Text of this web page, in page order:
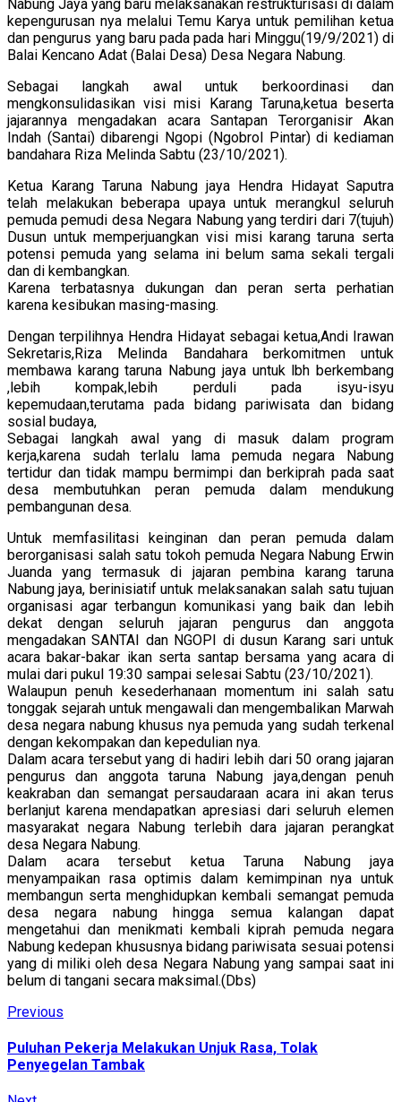
Nabung Jaya yang baru melaksanakan restrukturisasi di dalam
kepengurusan nya melalui Temu Karya untuk pemilihan ketua
dan pengurus yang baru pada pada hari Minggu(19/9/2021) di
Balai Kencano Adat (Balai Desa) Desa Negara Nabung.
Sebagai langkah awal untuk berkoordinasi dan
mengkonsulidasikan visi misi Karang Taruna,ketua beserta
jajarannya mengadakan acara Santapan Terorganisir Akan
Indah (Santai) dibarengi Ngopi (Ngobrol Pintar) di kediaman
bandahara Riza Melinda Sabtu (23/10/2021).
Ketua Karang Taruna Nabung jaya Hendra Hidayat Saputra
telah melakukan beberapa upaya untuk merangkul seluruh
pemuda pemudi desa Negara Nabung yang terdiri dari 7(tujuh)
Dusun untuk memperjuangkan visi misi karang taruna serta
potensi pemuda yang selama ini belum sama sekali tergali
dan di kembangkan.
Karena terbatasnya dukungan dan peran serta perhatian
karena kesibukan masing-masing.
Dengan terpilihnya Hendra Hidayat sebagai ketua,Andi Irawan
Sekretaris,Riza Melinda Bandahara berkomitmen untuk
membawa karang taruna Nabung jaya untuk lbh berkembang
,lebih kompak,lebih perduli pada isyu-isyu
kepemudaan,terutama pada bidang pariwisata dan bidang
sosial budaya,
Sebagai langkah awal yang di masuk dalam program
kerja,karena sudah terlalu lama pemuda negara Nabung
tertidur dan tidak mampu bermimpi dan berkiprah pada saat
desa membutuhkan peran pemuda dalam mendukung
pembangunan desa.
Untuk memfasilitasi keinginan dan peran pemuda dalam
berorganisasi salah satu tokoh pemuda Negara Nabung Erwin
Juanda yang termasuk di jajaran pembina karang taruna
Nabung jaya, berinisiatif untuk melaksanakan salah satu tujuan
organisasi agar terbangun komunikasi yang baik dan lebih
dekat dengan seluruh jajaran pengurus dan anggota
mengadakan SANTAI dan NGOPI di dusun Karang sari untuk
acara bakar-bakar ikan serta santap bersama yang acara di
mulai dari pukul 19:30 sampai selesai Sabtu (23/10/2021).
Walaupun penuh kesederhanaan momentum ini salah satu
tonggak sejarah untuk mengawali dan mengembalikan Marwah
desa negara nabung khusus nya pemuda yang sudah terkenal
dengan kekompakan dan kepedulian nya.
Dalam acara tersebut yang di hadiri lebih dari 50 orang jajaran
pengurus dan anggota taruna Nabung jaya,dengan penuh
keakraban dan semangat persaudaraan acara ini akan terus
berlanjut karena mendapatkan apresiasi dari seluruh elemen
masyarakat negara Nabung terlebih dara jajaran perangkat
desa Negara Nabung.
Dalam acara tersebut ketua Taruna Nabung jaya
menyampaikan rasa optimis dalam kemimpinan nya untuk
membangun serta menghidupkan kembali semangat pemuda
desa negara nabung hingga semua kalangan dapat
mengetahui dan menikmati kembali kiprah pemuda negara
Nabung kedepan khususnya bidang pariwisata sesuai potensi
yang di miliki oleh desa Negara Nabung yang sampai saat ini
belum di tangani secara maksimal.(Dbs)
Continue
Reading
Previous
Puluhan Pekerja Melakukan Unjuk Rasa, Tolak
Penyegelan Tambak